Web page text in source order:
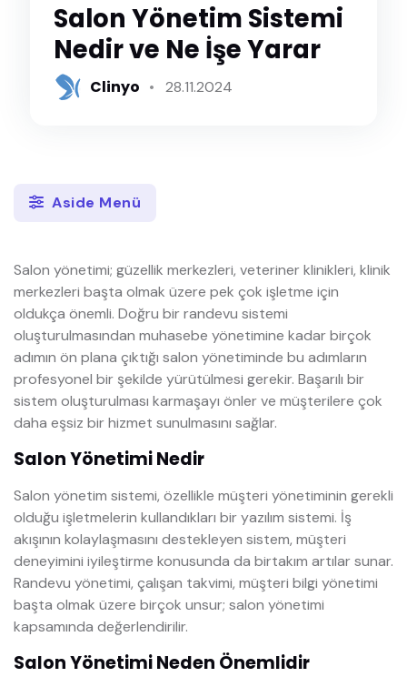
Salon Yönetim Sistemi
Nedir ve Ne İşe Yarar
Clinyo 28.11.2024
Aside Menü
Salon yönetimi; güzellik merkezleri, veteriner klinikleri, klinik
merkezleri başta olmak üzere pek çok işletme için
oldukça önemli. Doğru bir randevu sistemi
oluşturulmasından muhasebe yönetimine kadar birçok
adımın ön plana çıktığı salon yönetiminde bu adımların
profesyonel bir şekilde yürütülmesi gerekir. Başarılı bir
sistem oluşturulması karmaşayı önler ve müşterilere çok
daha eşsiz bir hizmet sunulmasını sağlar.
Salon Yönetimi Nedir
Salon yönetim sistemi, özellikle müşteri yönetiminin gerekli
olduğu işletmelerin kullandıkları bir yazılım sistemi. İş
akışının kolaylaşmasını destekleyen sistem, müşteri
deneyimini iyileştirme konusunda da birtakım artılar sunar.
Randevu yönetimi, çalışan takvimi, müşteri bilgi yönetimi
başta olmak üzere birçok unsur; salon yönetimi
kapsamında değerlendirilir.
Salon Yönetimi Neden Önemlidir